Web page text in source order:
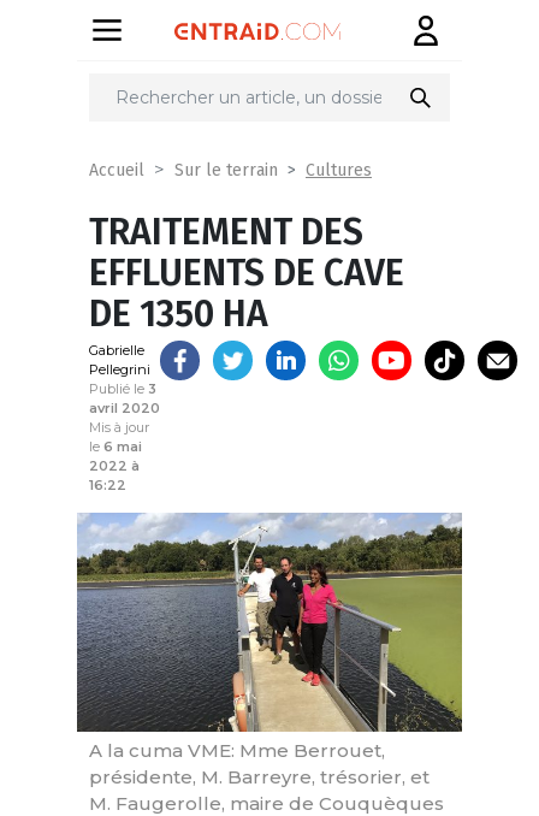
Partager
Accueil Sur le terrain Cultures
TRAITEMENT DES
EFFLUENTS DE CAVE
DE 1350 HA
Gabrielle
Pellegrini
Publié le 3
avril 2020
Mis à jour
le 6 mai
2022 à
16:22
A la cuma VME: Mme Berrouet,
présidente, M. Barreyre, trésorier, et
M. Faugerolle, maire de Couquèques